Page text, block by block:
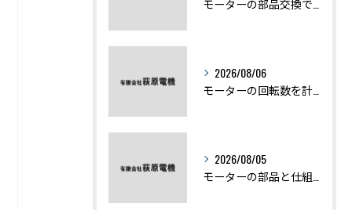
2026/08/06
2026/08/05